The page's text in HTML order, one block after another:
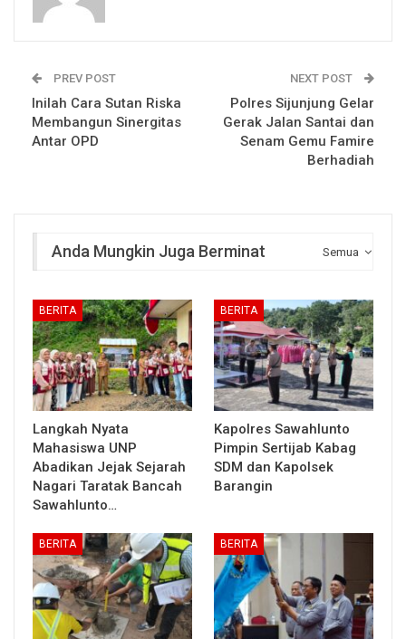
PREV POST
Inilah Cara Sutan Riska
Membangun Sinergitas
Antar OPD
NEXT POST
Polres Sijunjung Gelar
Gerak Jalan Santai dan
Senam Gemu Famire
Berhadiah
Semua
Anda Mungkin Juga Berminat
BERITA
Langkah Nyata
Mahasiswa UNP
Abadikan Jejak Sejarah
Nagari Taratak Bancah
Sawahlunto…
BERITA
Kapolres Sawahlunto
Pimpin Sertijab Kabag
SDM dan Kapolsek
Barangin
BERITA BERITA